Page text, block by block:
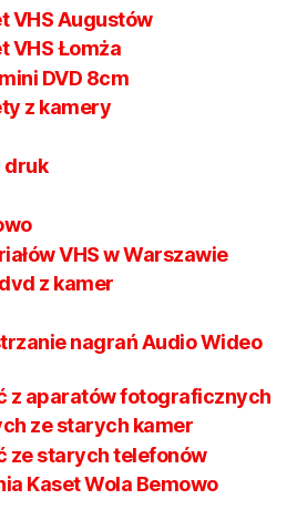
VHS Augustów
VHS Łomża
DVD 8cm
z kamery
druk
VHS w Warszawie
z kamer
nagrań Audio Wideo
z aparatów fotograficznych
ze starych kamer
ze starych telefonów
Kaset Wola Bemowo